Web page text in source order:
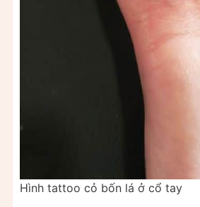
Hình tattoo cỏ bốn lá ở cổ tay